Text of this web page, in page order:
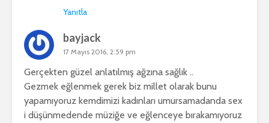
Yanıtla
bayjack
17 Mayıs 2016, 2:59 pm
Gerçekten güzel anlatılmış ağzına sağlık ..
Gezmek eğlenmek gerek biz millet olarak bunu
yapamıyoruz kemdimizi kadınları umursamadanda sex
i düşünmedende müziğe ve eğlenceye bırakamıyoruz